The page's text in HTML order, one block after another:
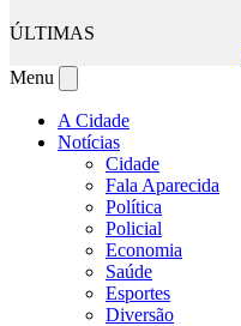
ÚLTIMAS
Menu
A Cidade
Notícias
Cidade
Fala Aparecida
Política
Policial
Economia
Saúde
Esportes
Diversão